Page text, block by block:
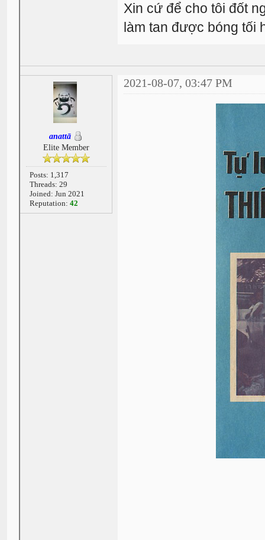
Xin cứ để cho tôi đốt
làm tan được bóng tối
anattā
Elite Member
Posts: 1,317
Threads: 29
Joined: Jun 2021
Reputation: 42
2021-08-07, 03:47 PM